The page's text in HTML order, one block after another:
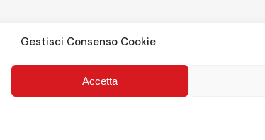
Gestisci Consenso Cookie
Accetta